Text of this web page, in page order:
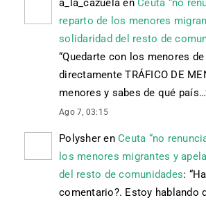
a_la_cazuela en Ceuta “no
reparto de los menores
solidaridad del resto de
“Quedarte con los menores
directamente TRÁFICO DE
menores y sabes de qué país…
Ago 7, 03:15
Polysher en Ceuta “no
los menores migrantes y
del resto de comunidades: “
comentario?. Estoy hablando